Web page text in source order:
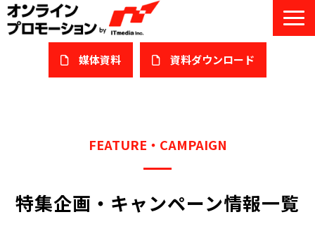
媒体資料 ​資料ダウンロード
サービスガイド/お役立ち資料
課題/ターゲット別で探す
FEATURE・CAMPAIGN
特集企画・キャンペーン情報一覧